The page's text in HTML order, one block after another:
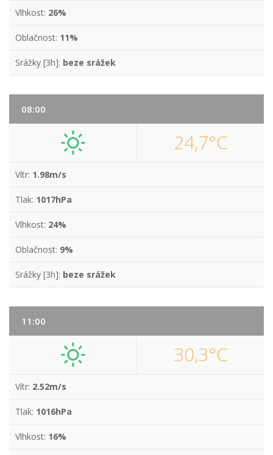
Vlhkost: 26%
Oblačnost: 11%
Srážky [3h]: beze srážek
08:00
24,7°C
Vítr: 1.98m/s
Tlak: 1017hPa
Vlhkost: 24%
Oblačnost: 9%
Srážky [3h]: beze srážek
11:00
30,3°C
Vítr: 2.52m/s
Tlak: 1016hPa
Vlhkost: 16%